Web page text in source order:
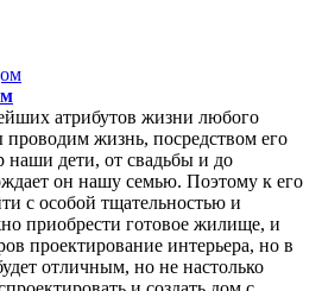
атрибутов жизни любого
жизнь, посредством его
наши дети, от свадьбы и до
он нашу семью. Поэтому к его
с особой тщательностью и
приобрести готовое жилище, и
проектирование интерьера, но в
отличным, но не настолько